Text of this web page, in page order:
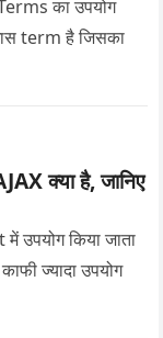
का उपयोग
term है जिसका
क्या है, जानिए
उपयोग किया जाता
ज्यादा उपयोग